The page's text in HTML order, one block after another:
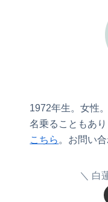
1972年生。女性
名乗ることもあ
こちら 。お問い
白